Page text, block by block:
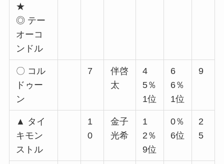
★
◎ テー
オーコ
ンドル
〇 コル
ドゥー
ン
7
伴啓
太
4
5％
1位
6
6％
1位
9
▲ タイ
キモン
ストル
1
0
金子
光希
1
2％
9位
0％
6位
2
5